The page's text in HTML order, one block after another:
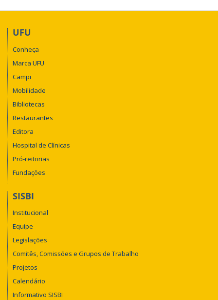
UFU
Conheça
Marca UFU
Campi
Mobilidade
Bibliotecas
Restaurantes
Editora
Hospital de Clínicas
Pró-reitorias
Fundações
SISBI
Institucional
Equipe
Legislações
Comitês, Comissões e Grupos de Trabalho
Projetos
Calendário
Informativo SISBI